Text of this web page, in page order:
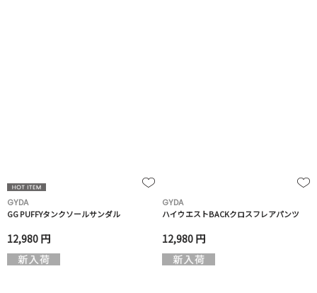
GYDA
GG PUFFYタンクソールサンダル
12,980 円
GYDA
ハイウエストBACKクロスフレアパンツ
12,980 円